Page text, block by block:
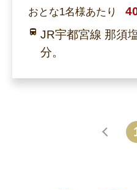
おとな1名様あたり
JR宇都宮線 那須
分。
戻る